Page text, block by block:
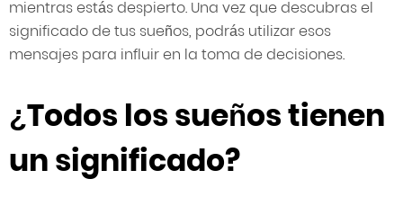
mientras estás despierto. Una vez que descubras el
significado de tus sueños, podrás utilizar esos
mensajes para influir en la toma de decisiones.
¿Todos los sueños tienen
un significado?